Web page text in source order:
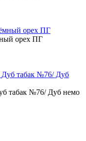
орех ПГ
табак №76/ Дуб немо